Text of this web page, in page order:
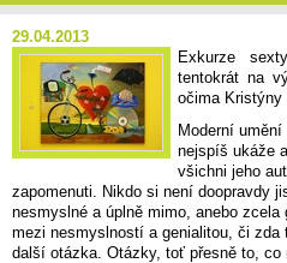
29.04.2013
Exkurze
tentokrát na
očima Kristýny
Moderní
nejspíš ukáže
všichni jeho
zapomenuti. Nikdo si není doopravdy
nesmyslné a úplně mimo, anebo
mezi nesmyslností a genialitou, či zda
další otázka. Otázky, toť přesně to, co